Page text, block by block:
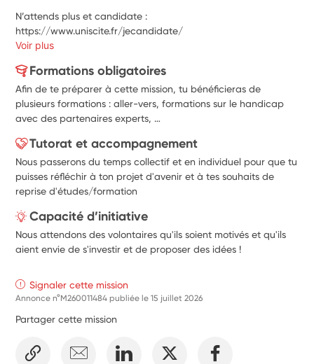
N’attends plus et candidate :
https://www.uniscite.fr/jecandidate/
Voir plus
Formations obligatoires
Afin de te préparer à cette mission, tu bénéficieras de
plusieurs formations : aller-vers, formations sur le handicap
avec des partenaires experts, …
Tutorat et accompagnement
Nous passerons du temps collectif et en individuel pour que tu
puisses réfléchir à ton projet d'avenir et à tes souhaits de
reprise d'études/formation
Capacité d’initiative
Nous attendons des volontaires qu'ils soient motivés et qu'ils
aient envie de s'investir et de proposer des idées !
Signaler cette mission
Annonce n°M260011484 publiée le15 juillet 2026
Partager cette mission